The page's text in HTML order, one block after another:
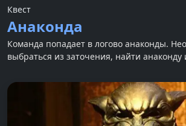
Квест
Анаконда
Команда попадает в логово анаконды.
выбраться из заточения, найти